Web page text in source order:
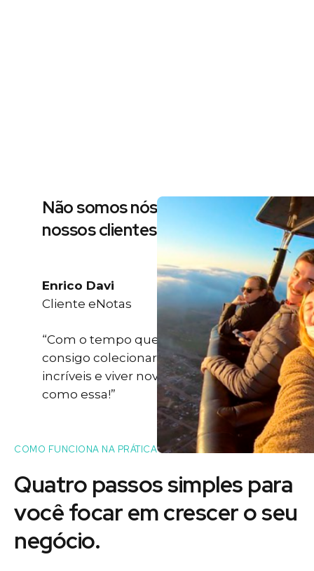
Não somos nós dizendo, são
nossos clientes
Enrico Davi
Cliente eNotas
“Com o tempo que eu ganho eu
consigo colecionar momentos
incríveis e viver novas experiências
como essa!”
COMO FUNCIONA NA PRÁTICA
Quatro passos simples para
vocêfocarem crescer o seu
negócio.